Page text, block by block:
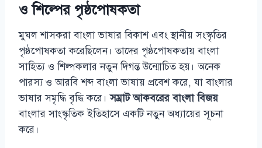
ও শিল্পের পৃষ্ঠপোষকতা
মুঘল শাসকরা বাংলা ভাষার বিকাশ এবং স্থানীয় সংস্কৃতির
পৃষ্ঠপোষকতা করেছিলেন। তাদের পৃষ্ঠপোষকতায় বাংলা
সাহিত্য ও শিল্পকলার নতুন দিগন্ত উন্মোচিত হয়। অনেক
পারস্য ও আরবি শব্দ বাংলা ভাষায় প্রবেশ করে, যা বাংলার
ভাষার সমৃদ্ধি বৃদ্ধি করে।সম্রাট আকবরের বাংলা বিজয়
বাংলার সাংস্কৃতিক ইতিহাসে একটি নতুন অধ্যায়ের সূচনা
করে।